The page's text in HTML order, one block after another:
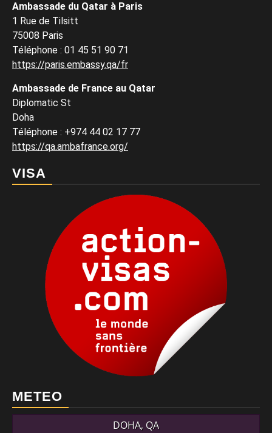
Ambassade du Qatar à Paris
1 Rue de Tilsitt
75008 Paris
Téléphone : 01 45 51 90 71
https://paris.embassy.qa/fr
Ambassade de France au Qatar
Diplomatic St
Doha
Téléphone : +974 44 02 17 77
https://qa.ambafrance.org/
VISA
METEO
DOHA, QA